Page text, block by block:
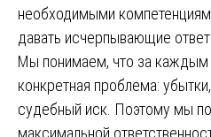
необходимыми
давать исчерпывающие
Мы понимаем, что за каждым
конкретная проблема:
судебный иск. Поэтому мы
максимальной